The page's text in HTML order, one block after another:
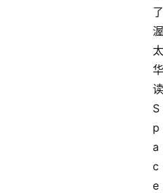
了
渥
太
华
读
S
p
a
c
e